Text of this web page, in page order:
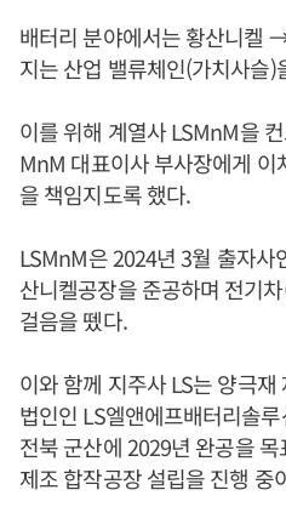
배터리 분야에서는 황산니켈
지는 산업 밸류체인(가치사슬
이를 위해 계열사 LSMnM을
MnM 대표이사 부사장에게 이
을 책임지도록 했다.
LSMnM은 2024년 3월 출자사
산니켈공장을 준공하며 전기
걸음을 뗐다.
이와 함께 지주사 LS는 양극
법인인 LS엘앤에프배터리솔
전북 군산에 2029년 완공을
제조 합작공장 설립을 진행 중